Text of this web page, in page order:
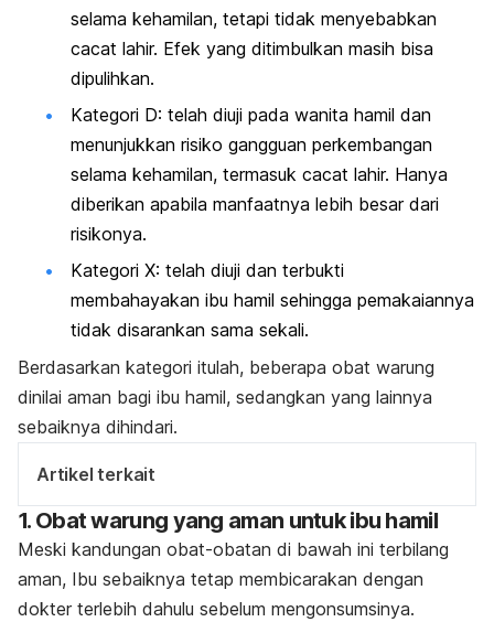
selama kehamilan, tetapi tidak menyebabkan
cacat lahir. Efek yang ditimbulkan masih bisa
dipulihkan.
Kategori D: telah diuji pada wanita hamil dan
menunjukkan risiko gangguan perkembangan
selama kehamilan, termasuk cacat lahir. Hanya
diberikan apabila manfaatnya lebih besar dari
risikonya.
Kategori X: telah diuji dan terbukti
membahayakan ibu hamil sehingga pemakaiannya
tidak disarankan sama sekali.
Berdasarkan kategori itulah, beberapa obat warung
dinilai aman bagi ibu hamil, sedangkan yang lainnya
sebaiknya dihindari.
Artikel terkait
1. Obat warung yang aman untuk ibu hamil
Meski kandungan obat-obatan di bawah ini terbilang
aman, Ibu sebaiknya tetap membicarakan dengan
dokter terlebih dahulu sebelum mengonsumsinya.